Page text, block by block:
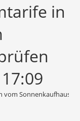
in
Sonnenkaufhaus